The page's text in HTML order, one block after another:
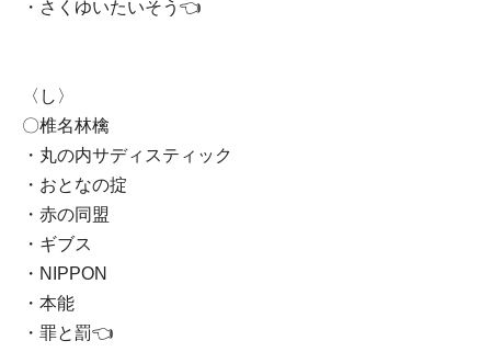
・さくゆいたいそう👈
〈し〉
〇椎名林檎
・丸の内サディスティック
・おとなの掟
・赤の同盟
・ギブス
・NIPPON
・本能
・罪と罰👈